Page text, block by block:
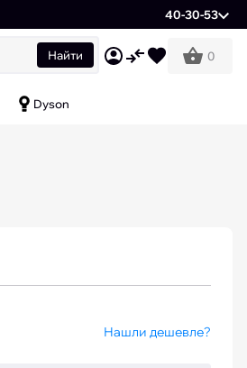
40-30-53
Найти 0
Dyson
Нашли дешевле?